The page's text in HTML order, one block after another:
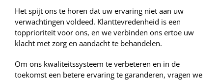
Het spijt ons te horen dat uw ervaring niet aan uw
verwachtingen voldeed. Klanttevredenheid is een
topprioriteit voor ons, en we verbinden ons ertoe uw
klacht met zorg en aandacht te behandelen.
Om ons kwaliteitssysteem te verbeteren en in de
toekomst een betere ervaring te garanderen, vragen we